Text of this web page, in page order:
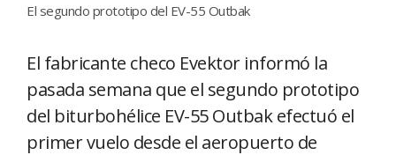
El segundo prototipo del EV-55 Outbak
El fabricante checo Evektor informó la
pasada semana que el segundo prototipo
del biturbohélice EV-55 Outbak efectuó el
primer vuelo desde el aeropuerto de